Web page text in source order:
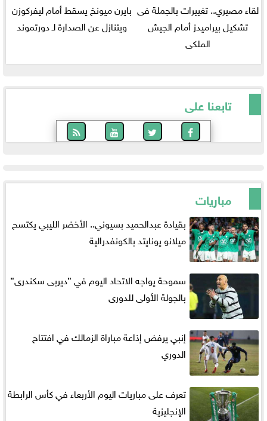
لقاء مصيري.. تغييرات بالجملة فى
تشكيل بيراميدز أمام الجيش
الملكى
بايرن ميونخ يسقط أمام ليفركوزن
ويتنازل عن الصدارة لـ دورتموند
تابعنا على
مباريات
بقيادة عبدالحميد بسيوني.. الأخضر الليبي يكتسح
ميلانو يونايتد بالكونفدرالية
سموحة يواجه الاتحاد اليوم في ”ديربى سكندرى”
بالجولة الأولى للدورى
إنبي يرفض إذاعة مباراة الزمالك في افتتاح
الدوري
تعرف على مباريات اليوم الأربعاء في كأس الرابطة
الإنجليزية